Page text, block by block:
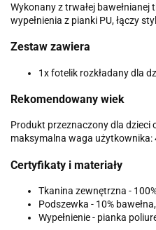
Wykonany z trwałej
wypełnienia z pianki PU, łączy
Zestaw zawiera
1x fotelik rozkładany dla
Rekomendowany wiek
Produkt przeznaczony dla dzieci
maksymalna waga użytkownika:
Certyfikaty i materiały
Tkanina zewnętrzna -
Podszewka - 10%
Wypełnienie - pianka